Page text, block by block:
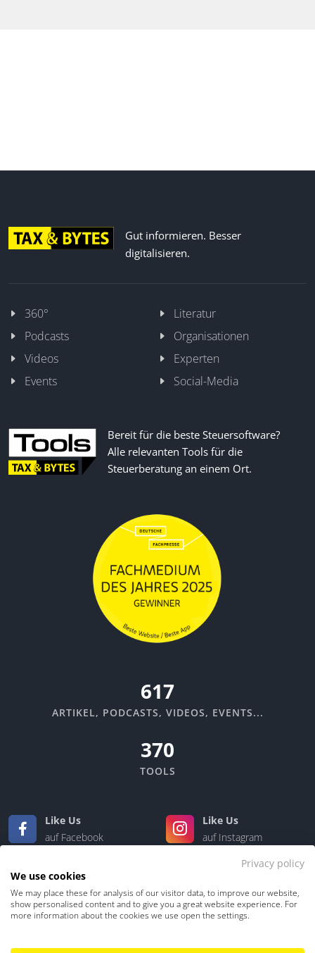
Gut informieren. Besser
digitalisieren.
360°
Literatur
Podcasts
Organisationen
Videos
Experten
Events
Social-Media
Bereit für die beste Steuersoftware?
Alle relevanten Tools für die
Steuerberatung an einem Ort.
670
ARTIKEL, PODCASTS, VIDEOS, EVENTS...
370
TOOLS
Like Us
auf Facebook
Like Us
auf Instagram
Like Us
auf LinkedIn
auf Xing
Privacy policy
We use cookies
We may place these for analysis of our visitor data, to improve our website,
show personalised content and to give you a great website experience. For
more information about the cookies we use open the settings.